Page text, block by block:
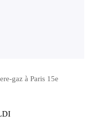
gaz à Paris 15e